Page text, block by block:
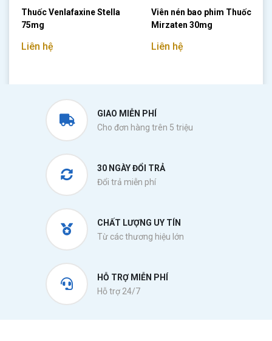
Thuốc Venlafaxine Stella
75mg
Liên hệ
Viên nén bao phim Thuốc
Mirzaten 30mg
Liên hệ
GIAO MIỄN PHÍ
Cho đơn hàng trên 5 triệu
30 NGÀY ĐỔI TRẢ
Đổi trả miễn phí
CHẤT LƯỢNG UY TÍN
Từ các thương hiệu lớn
HỖ TRỢ MIỄN PHÍ
Hỗ trợ 24/7